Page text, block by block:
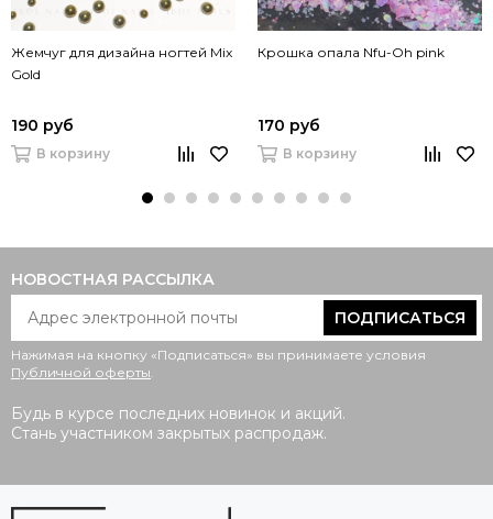
Жемчуг для дизайна ногтей Mix
Gold
190 руб
В корзину
Крошка опала Nfu-Oh pink
170 руб
В корзину
НОВОСТНАЯ РАССЫЛКА
ПОДПИСАТЬСЯ
Нажимая на кнопку «Подписаться» вы принимаете условия
Публичной оферты.
Будь в курсе последних новинок и акций.
Стань участником закрытых распродаж.